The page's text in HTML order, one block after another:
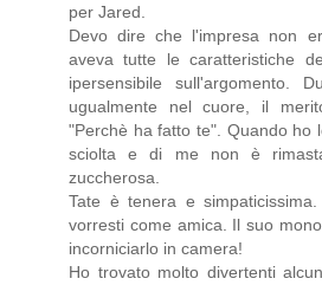
per Jared.
Devo dire che l'impresa non
aveva tutte le caratteristiche
ipersensibile sull'argomento.
ugualmente nel cuore, il
"Perchè ha fatto te". Quando ho
sciolta e di me non è
zuccherosa.
Tate è tenera e
vorresti come amica. Il suo
incorniciarlo in camera!
Ho trovato molto divertenti